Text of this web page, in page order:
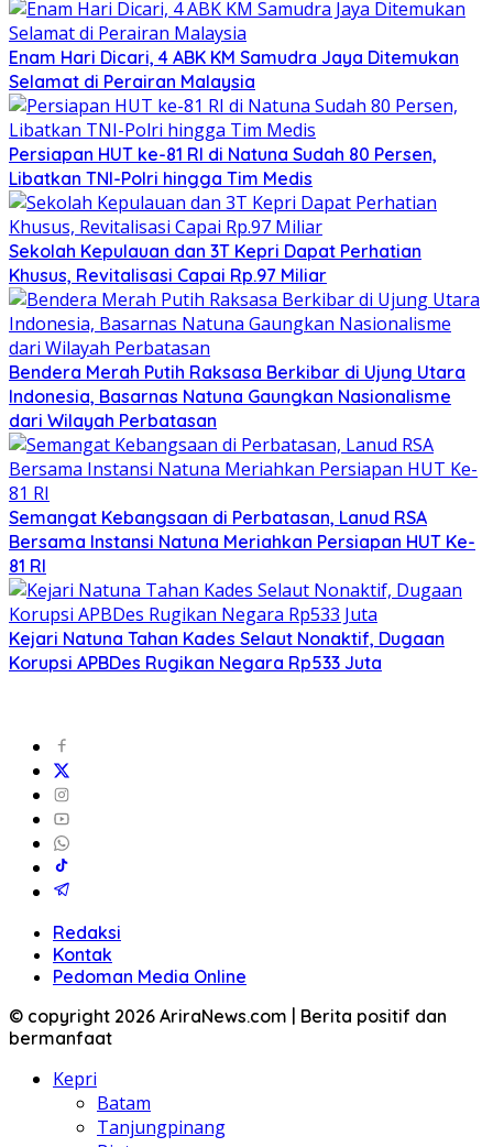
Enam Hari Dicari, 4 ABK KM Samudra Jaya Ditemukan
Selamat di Perairan Malaysia
Persiapan HUT ke-81 RI di Natuna Sudah 80 Persen,
Libatkan TNI-Polri hingga Tim Medis
Sekolah Kepulauan dan 3T Kepri Dapat Perhatian
Khusus, Revitalisasi Capai Rp.97 Miliar
Bendera Merah Putih Raksasa Berkibar di Ujung Utara
Indonesia, Basarnas Natuna Gaungkan Nasionalisme
dari Wilayah Perbatasan
Semangat Kebangsaan di Perbatasan, Lanud RSA
Bersama Instansi Natuna Meriahkan Persiapan HUT Ke-
81 RI
Kejari Natuna Tahan Kades Selaut Nonaktif, Dugaan
Korupsi APBDes Rugikan Negara Rp533 Juta
Redaksi
Kontak
Pedoman Media Online
© copyright 2026 AriraNews.com | Berita positif dan
bermanfaat
Kepri
Batam
Tanjungpinang